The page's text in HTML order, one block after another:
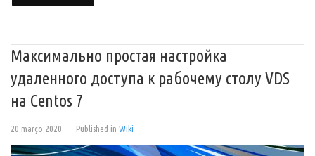
Максимально простая настройка
удаленного доступа к рабочему столу VDS
на Centos 7
20 março 2020 Published in Wiki